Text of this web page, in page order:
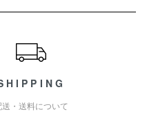
送・送料について